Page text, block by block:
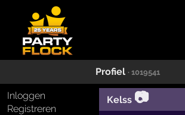
Profiel · 1019541
Inloggen
Registreren
Kelss 📷